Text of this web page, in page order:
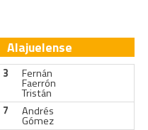
Alajuelense
3 Fernán
Faerrón
Tristán
7
Andrés
Gómez